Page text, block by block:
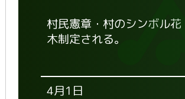
村民憲章・村のシンボル花
木制定される。
4月1日